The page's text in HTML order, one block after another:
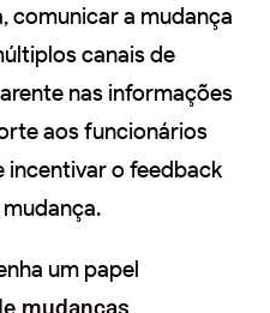
comunicar a mudança
canais de
nas informações
aos funcionários
incentivar o feedback
um papel
mudanças